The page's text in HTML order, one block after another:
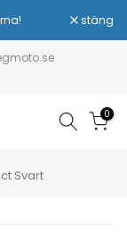
stäng
0
Svart